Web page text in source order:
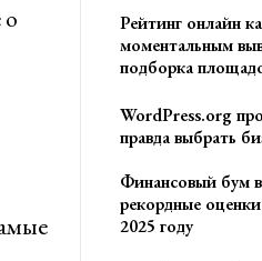
Рейтинг онлайн
моментальным
подборка
WordPress.org
правда выбрать
Финансовый бум
рекордные
2025 году